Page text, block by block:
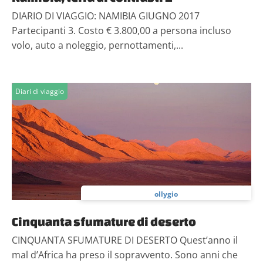
DIARIO DI VIAGGIO: NAMIBIA GIUGNO 2017
Partecipanti 3. Costo € 3.800,00 a persona incluso
volo, auto a noleggio, pernottamenti,...
Diari di viaggio
ollygio
Cinquanta sfumature di deserto
CINQUANTA SFUMATURE DI DESERTO Quest’anno il
mal d’Africa ha preso il sopravvento. Sono anni che